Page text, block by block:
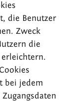
die Benutzer
Zweck
die
bei jedem